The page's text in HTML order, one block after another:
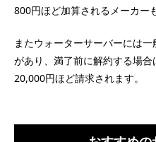
800円ほど加算されるメーカー
またウォーターサーバーには一
があり、満了前に解約する場
20,000円ほど請求されます。